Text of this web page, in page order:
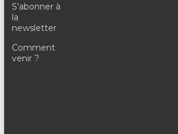
S'abonner à
la
newsletter
Comment
venir ?